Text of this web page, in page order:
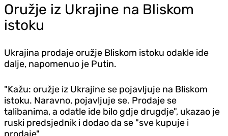
Oružje iz Ukrajine na Bliskom
istoku
Ukrajina prodaje oružje Bliskom istoku odakle ide
dalje, napomenuo je Putin.
"Kažu: oružje iz Ukrajine se pojavljuje na Bliskom
istoku. Naravno, pojavljuje se. Prodaje se
talibanima, a odatle ide bilo gdje drugdje", ukazao je
ruski predsjednik i dodao da se "sve kupuje i